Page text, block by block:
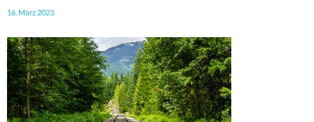
16. März 2023